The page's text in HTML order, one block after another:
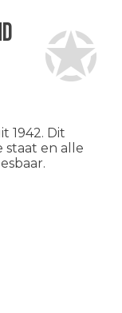
1942. Dit
en alle